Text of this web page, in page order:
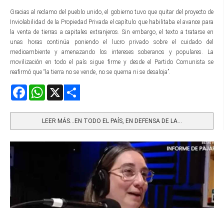
Gracias al reclamo del pueblo unido, el gobierno tuvo que quitar del proyecto de
Inviolabilidad de la Propiedad Privada el capítulo que habilitaba el avance para
la venta de tierras a capitales extranjeros. Sin embargo, el texto a tratarse en
unas horas continúa poniendo el lucro privado sobre el cuidado del
medioambiente y amenazando los intereses soberanos y populares. La
movilización en todo el país sigue firme y desde el Partido Comunista se
reafirmó que “la tierra no se vende, no se quema ni se desaloja”.
FacebookWhatsApp
LEER MÁS…EN TODO EL PAÍS, EN DEFENSA DE LA...